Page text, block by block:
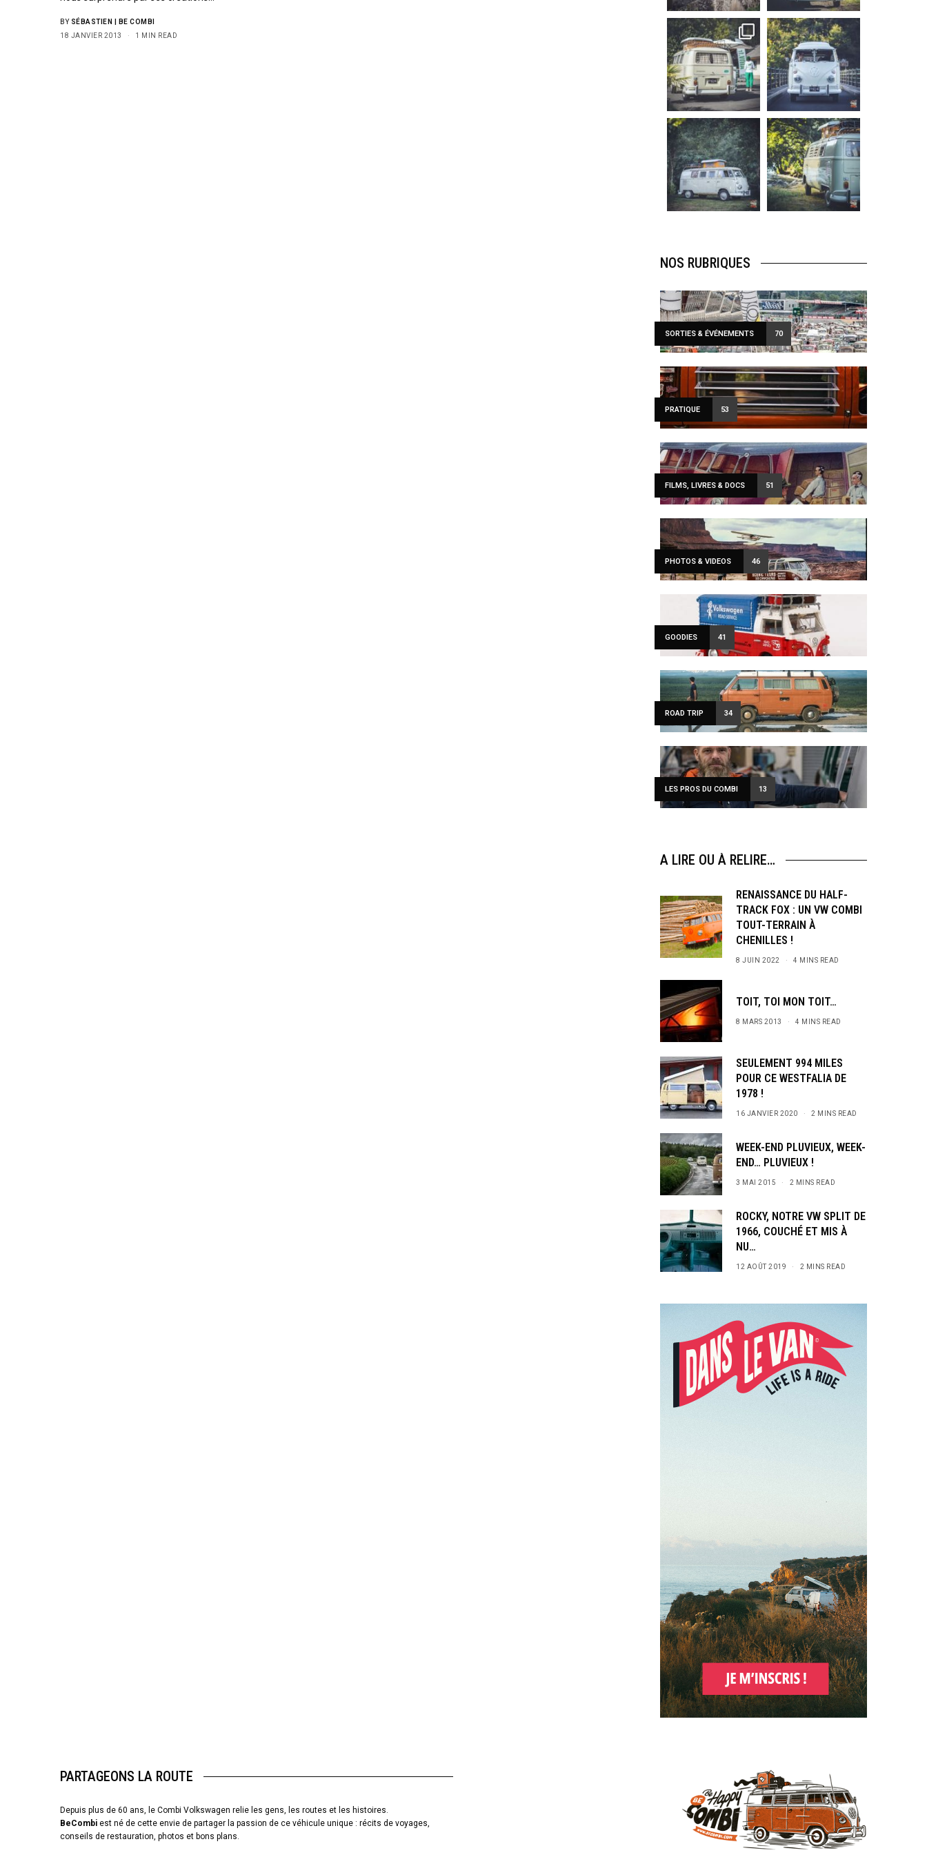
BY SÉBASTIEN | BE COMBI
18 JANVIER 2013
1 MIN READ
becombi
Sep 10
220
4
becombi
Août 10
177
becombi
Août 10
120
0
becombi
Août 10
108
0
NOS RUBRIQUES
SORTIES & ÉVÉNEMENTS 70
PRATIQUE 53
FILMS, LIVRES & DOCS 51
PHOTOS & VIDEOS 46
GOODIES 41
ROAD TRIP 34
LES PROS DU COMBI 13
A LIRE OU À RELIRE…
RENAISSANCE DU HALF-
TRACK FOX : UN VW COMBI
TOUT-TERRAIN À
CHENILLES !
8 JUIN 2022 4 MINS READ
TOIT, TOI MON TOIT…
8 MARS 2013 4 MINS READ
SEULEMENT 994 MILES
POUR CE WESTFALIA DE
1978 !
16 JANVIER 2020 2 MINS READ
WEEK-END PLUVIEUX, WEEK-
END… PLUVIEUX !
3 MAI 2015 2 MINS READ
ROCKY, NOTRE VW SPLIT DE
1966, COUCHÉ ET MIS À
NU…
12 AOÛT 2019 2 MINS READ
PARTAGEONS LA ROUTE
Depuis plus de 60 ans, le Combi Volkswagen relie les gens, les routes et les histoires.
BeCombi est né de cette envie de partager la passion de ce véhicule unique : récits de voyages,
conseils de restauration, photos et bons plans.